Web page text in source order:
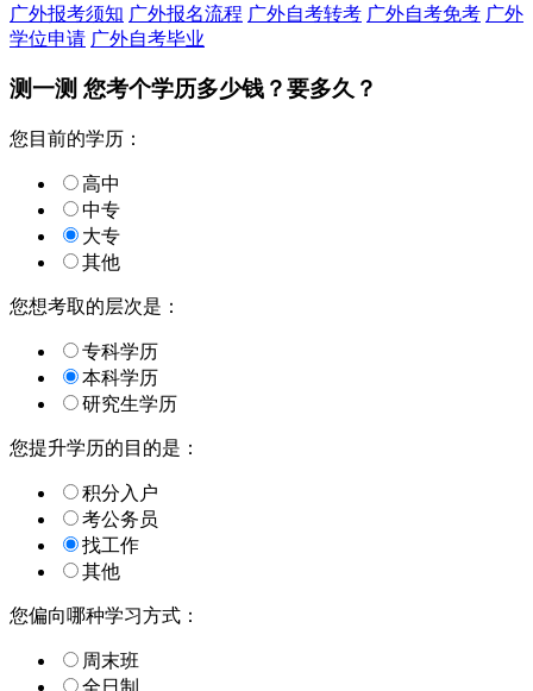
广外报考须知 广外报名流程 广外自考转考 广外自考免考 广外
学位申请 广外自考毕业
测一测 您考个学历多少钱？要多久？
您目前的学历：
高中
中专
大专
其他
您想考取的层次是：
专科学历
本科学历
研究生学历
您提升学历的目的是：
积分入户
考公务员
找工作
其他
您偏向哪种学习方式：
周末班
全日制